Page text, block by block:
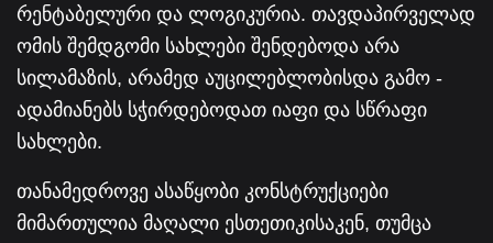
რენტაბელური და ლოგიკურია. თავდაპირველად
ომის შემდგომი სახლები შენდებოდა არა
სილამაზის, არამედ აუცილებლობისდა გამო -
ადამიანებს სჭირდებოდათ იაფი და სწრაფი
სახლები.
თანამედროვე ასაწყობი კონსტრუქციები
მიმართულია მაღალი ესთეთიკისაკენ, თუმცა